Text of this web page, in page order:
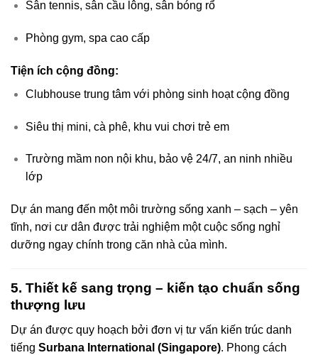
Sân tennis, sân cầu lông, sân bóng rổ
Phòng gym, spa cao cấp
Tiện ích cộng đồng:
Clubhouse trung tâm với phòng sinh hoạt cộng đồng
Siêu thị mini, cà phê, khu vui chơi trẻ em
Trường mầm non nội khu, bảo vệ 24/7, an ninh nhiều
lớp
Dự án mang đến một môi trường sống xanh – sạch – yên
tĩnh, nơi cư dân được trải nghiệm một cuộc sống nghỉ
dưỡng ngay chính trong căn nhà của mình.
5. Thiết kế sang trọng – kiến tạo chuẩn sống
thượng lưu
Dự án được quy hoạch bởi đơn vị tư vấn kiến trúc danh
tiếng Surbana International (Singapore). Phong cách